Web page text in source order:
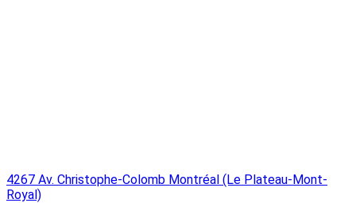
4267 Av. Christophe-Colomb Montréal (Le Plateau-Mont-
Royal)